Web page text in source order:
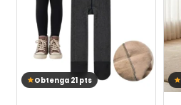
Obtenga 21 pts